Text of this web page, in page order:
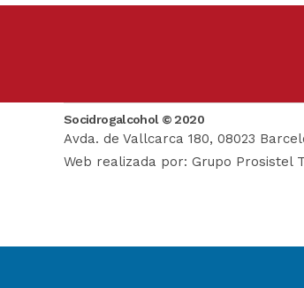
Socidrogalcohol © 2020
Avda. de Vallcarca 180, 08023
Web realizada por: Grupo Prosistel